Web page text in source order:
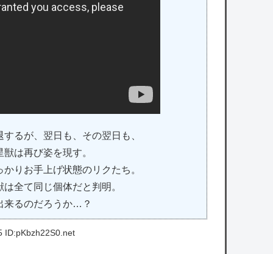
るが、翌日も、その翌日も、
は再び姿を現す。
りお手上げ状態のリクたち。
全て同じ個体だと判明。
来るのだろうか…？
ID:pKbzh22S0.net